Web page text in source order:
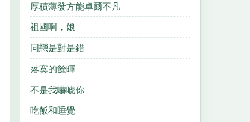
厚積薄發方能卓爾不凡
祖國啊，娘
同戀是對是錯
落寞的餘暉
不是我嚇唬你
吃飯和睡覺